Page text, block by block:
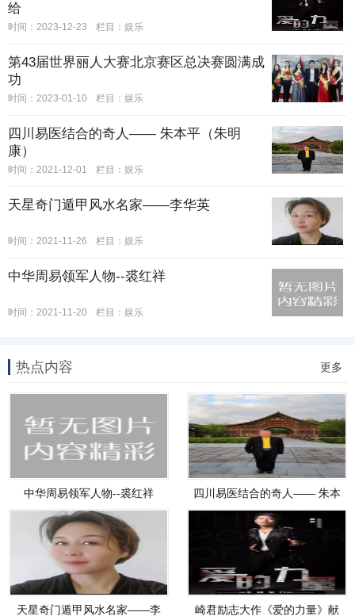
给
时间：2023-12-23 栏目： 娱乐
第43届世界丽人大赛北京赛区总决赛圆满成
功
时间：2023-01-10 栏目： 娱乐
四川易医结合的奇人—— 朱本平（朱明
康）
时间：2021-12-01 栏目： 娱乐
天星奇门遁甲风水名家——李华英
时间：2021-11-26 栏目： 娱乐
中华周易领军人物--裘红祥
时间：2021-11-20 栏目： 娱乐
热点内容 更多
中华周易领军人物--裘红祥
四川易医结合的奇人—— 朱本
天星奇门遁甲风水名家——李 崎君励志大作《爱的力量》献